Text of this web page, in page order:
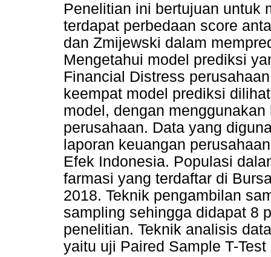
Penelitian ini bertujuan untuk
terdapat perbedaan score
dan Zmijewski dalam
Mengetahui model prediksi
Financial Distress
keempat model prediksi
model, dengan
perusahaan. Data yang
laporan keuangan
Efek Indonesia. Populasi
farmasi yang terdaftar di
2018. Teknik pengambilan
sampling sehingga didapat 8
penelitian. Teknik analisis
yaitu uji Paired Sample T-